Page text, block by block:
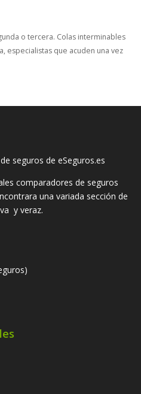
o tercera. Colas interminables
especialistas que acuden una vez
seguros de eSeguros.es
comparadores de seguros
una variada sección de
y veraz.